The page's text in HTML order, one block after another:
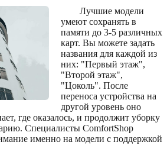
Лучшие модели
умеют сохранять в
памяти до 3-5 различных
карт. Вы можете задать
названия для каждой из
них: "Первый этаж",
"Второй этаж",
"Цоколь". После
переноса устройства на
другой уровень оно
где оказалось, и продолжит уборку
Специалисты ComfortShop
именно на модели с поддержкой